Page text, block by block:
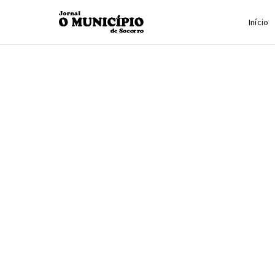
Início